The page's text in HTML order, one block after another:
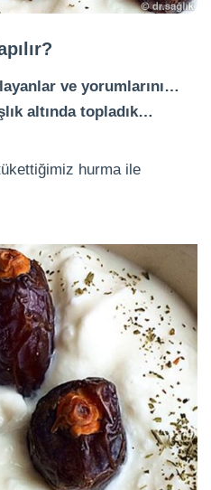
ve yorumlarını…
altında topladık…
hurma ile